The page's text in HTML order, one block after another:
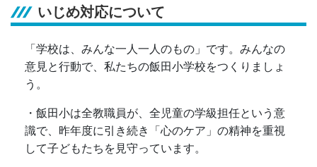
いじめ対応について
「学校は、みんな一人一人のもの」です。みんなの
意見と行動で、私たちの飯田小学校をつくりましょ
う。
・飯田小は全教職員が、全児童の学級担任という意
識で、昨年度に引き続き「心のケア」の精神を重視
して子どもたちを見守っています。